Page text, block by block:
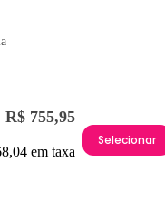
R$ 755,95
em taxa
Selecionar